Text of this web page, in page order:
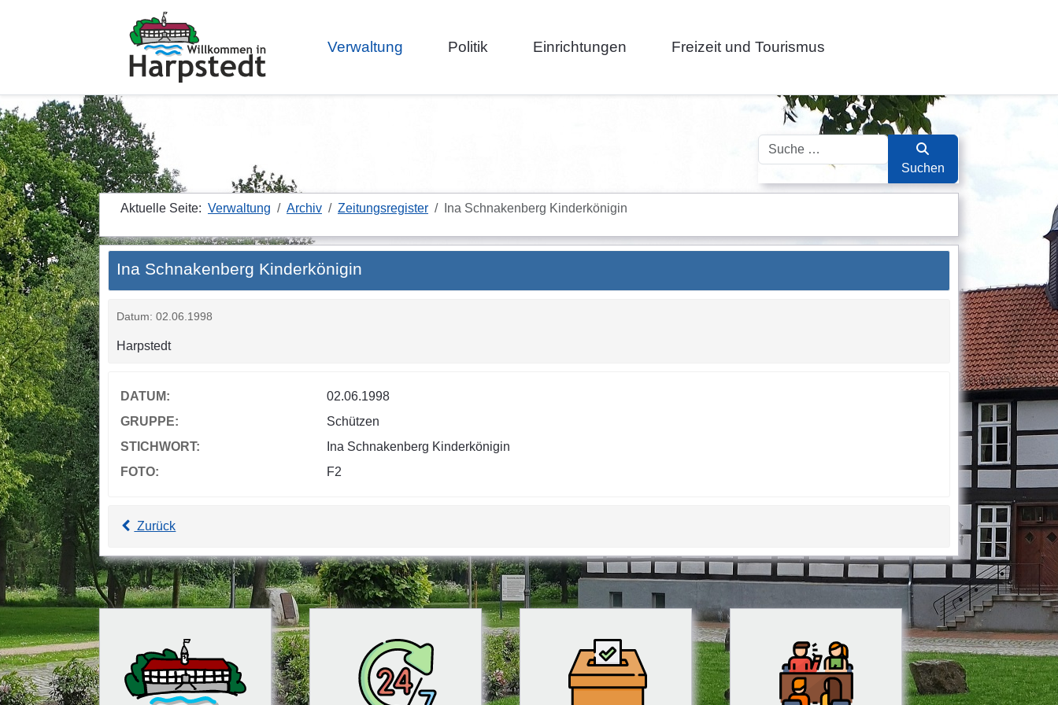
Verwaltung Politik Einrichtungen Freizeit und Tourismus
Suchen
Suchen
Aktuelle Seite: Verwaltung Archiv Zeitungsregister Ina Schnakenberg Kinderkönigin
Ina Schnakenberg Kinderkönigin
Datum: 02.06.1998
Harpstedt
DATUM:
02.06.1998
GRUPPE:
Schützen
STICHWORT:
Ina Schnakenberg Kinderkönigin
FOTO:
F2
Zurück